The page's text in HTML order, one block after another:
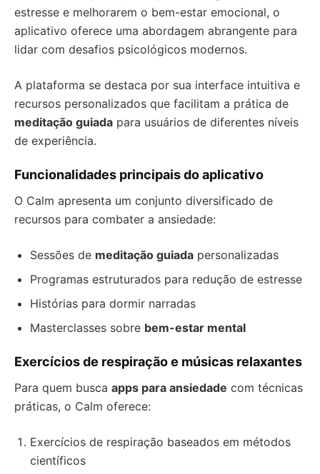
estresse e melhorarem o bem-estar emocional, o
aplicativo oferece uma abordagem abrangente para
lidar com desafios psicológicos modernos.
A plataforma se destaca por sua interface intuitiva e
recursos personalizados que facilitam a prática de
meditação guiada para usuários de diferentes níveis
de experiência.
Funcionalidades principais do aplicativo
O Calm apresenta um conjunto diversificado de
recursos para combater a ansiedade:
Sessões de meditação guiada personalizadas
Programas estruturados para redução de estresse
Histórias para dormir narradas
Masterclasses sobre bem-estar mental
Exercícios de respiração e músicas relaxantes
Para quem busca apps para ansiedade com técnicas
práticas, o Calm oferece:
Exercícios de respiração baseados em métodos
científicos